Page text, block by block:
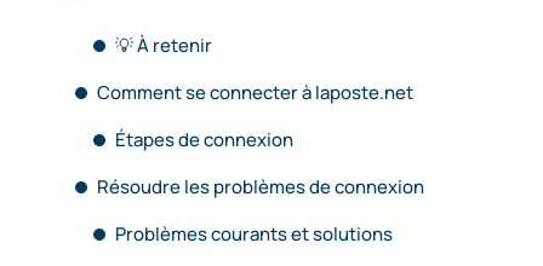
💡 À retenir
Comment se connecter à laposte.net
Étapes de connexion
Résoudre les problèmes de connexion
Problèmes courants et solutions